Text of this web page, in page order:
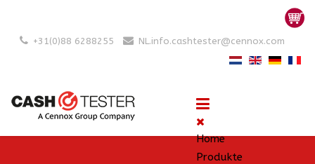
+31(0)88 6288255 NL.info.cashtester@cennox.com
Home
Produkte